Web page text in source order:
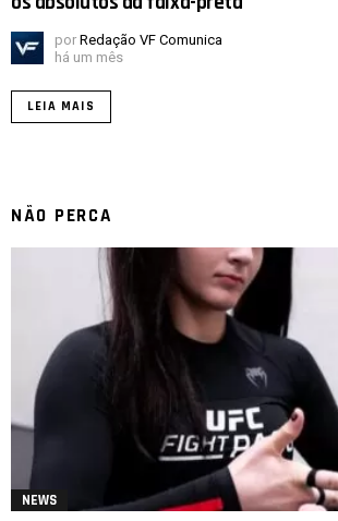
por Redação VF Comunica
há um mês
LEIA MAIS
NÃO PERCA
NEWS